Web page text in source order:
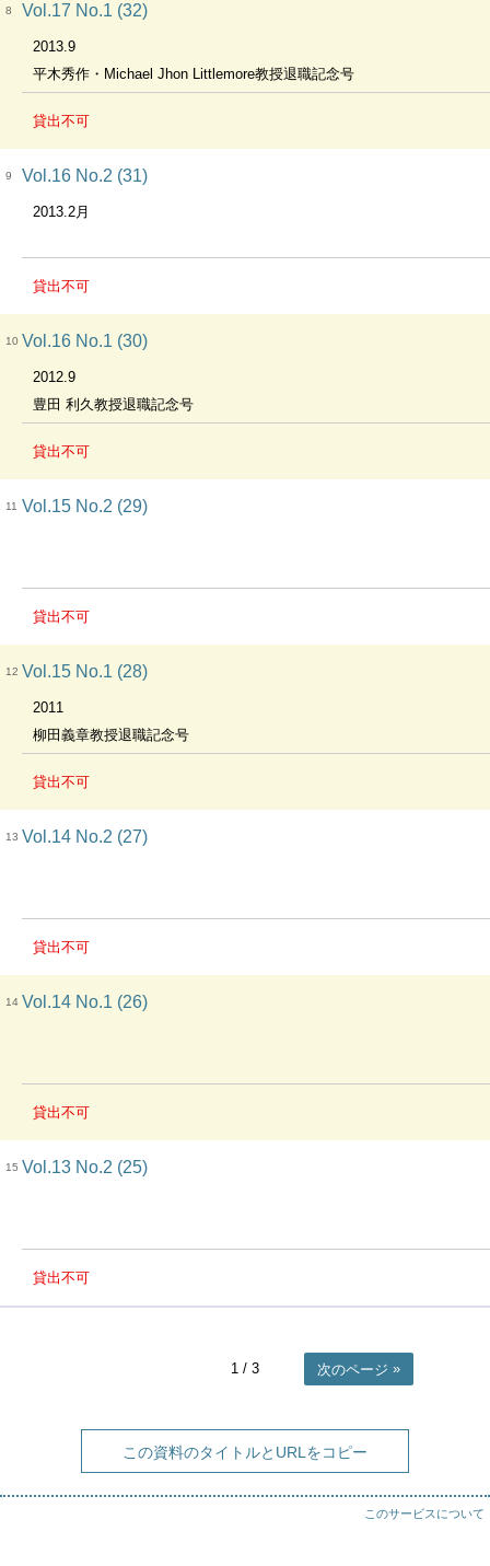
8 Vol.17 No.1 (32)
2013.9
平木秀作・Michael Jhon Littlemore教授退職記念号
貸出不可
9 Vol.16 No.2 (31)
2013.2月
貸出不可
10 Vol.16 No.1 (30)
2012.9
豊田 利久教授退職記念号
貸出不可
11 Vol.15 No.2 (29)
貸出不可
12 Vol.15 No.1 (28)
2011
柳田義章教授退職記念号
貸出不可
13 Vol.14 No.2 (27)
貸出不可
14 Vol.14 No.1 (26)
貸出不可
15 Vol.13 No.2 (25)
貸出不可
1 / 3 次のページ
この資料のタイトルとURLをコピー
このサービスについて